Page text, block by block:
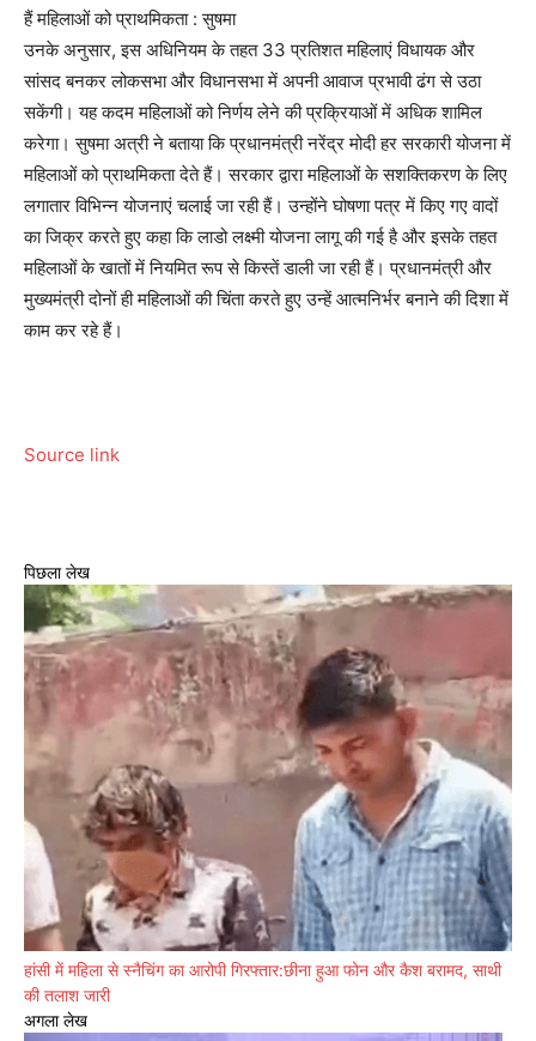
हैं महिलाओं को प्राथमिकता : सुषमा
उनके अनुसार, इस अधिनियम के तहत 33 प्रतिशत महिलाएं विधायक और
सांसद बनकर लोकसभा और विधानसभा में अपनी आवाज प्रभावी ढंग से उठा
सकेंगी। यह कदम महिलाओं को निर्णय लेने की प्रक्रियाओं में अधिक शामिल
करेगा। सुषमा अत्री ने बताया कि प्रधानमंत्री नरेंद्र मोदी हर सरकारी योजना में
महिलाओं को प्राथमिकता देते हैं। सरकार द्वारा महिलाओं के सशक्तिकरण के लिए
लगातार विभिन्न योजनाएं चलाई जा रही हैं। उन्होंने घोषणा पत्र में किए गए वादों
का जिक्र करते हुए कहा कि लाडो लक्ष्मी योजना लागू की गई है और इसके तहत
महिलाओं के खातों में नियमित रूप से किस्तें डाली जा रही हैं। प्रधानमंत्री और
मुख्यमंत्री दोनों ही महिलाओं की चिंता करते हुए उन्हें आत्मनिर्भर बनाने की दिशा में
काम कर रहे हैं।
Source link
पिछला लेख
हांसी में महिला से स्नैचिंग का आरोपी गिरफ्तार:छीना हुआ फोन और कैश बरामद, साथी
की तलाश जारी
अगला लेख